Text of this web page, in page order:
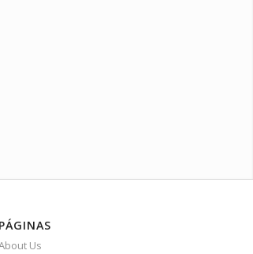
PÁGINAS
Us